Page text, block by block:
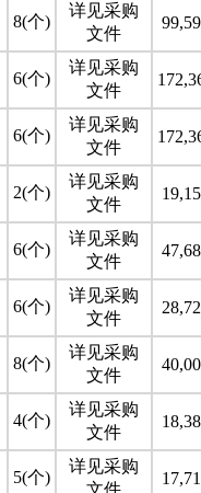
8(个)
详见采购
文件
6(个)
详见采购
文件
6(个)
详见采购
文件
2(个)
详见采购
文件
6(个)
详见采购
文件
6(个)
详见采购
文件
8(个)
详见采购
文件
4(个)
详见采购
文件
5(个)
详见采购
文件